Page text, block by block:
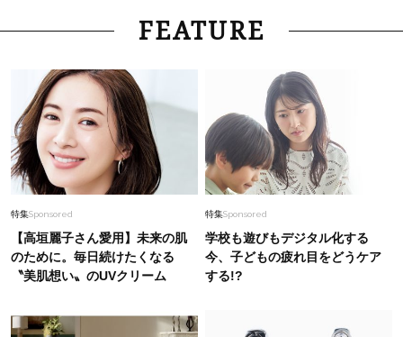
FEATURE
特集Sponsored
【高垣麗子さん愛用】未来の肌
のために。毎日続けたくなる
〝美肌想い〟のUVクリーム
特集Sponsored
学校も遊びもデジタル化する
今、子どもの疲れ目をどうケア
する!?